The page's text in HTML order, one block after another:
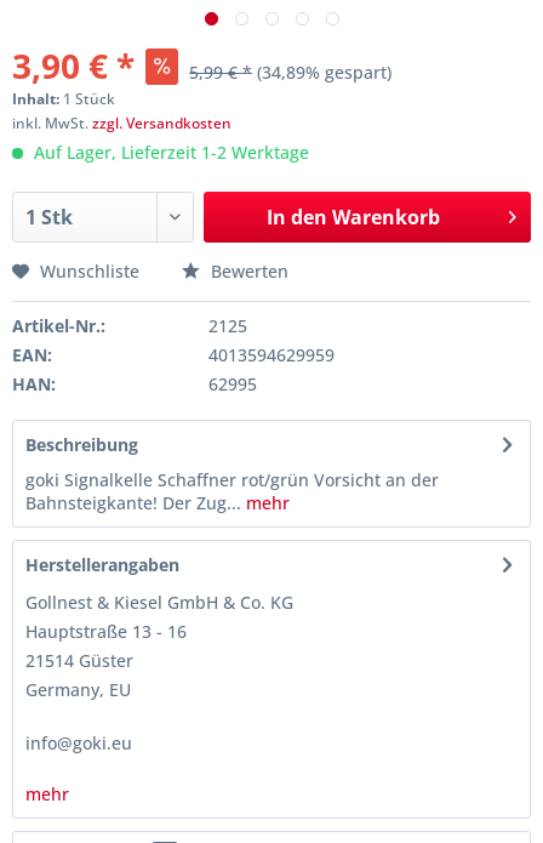
3,90 € * 5,99 € * (34,89% gespart)
Inhalt: 1 Stück
inkl. MwSt.zzgl. Versandkosten
Auf Lager, Lieferzeit 1-2 Werktage
In den Warenkorb
Wunschliste Bewerten
Artikel-Nr.:
2125
EAN:
4013594629959
HAN:
62995
Beschreibung
goki Signalkelle Schaffner rot/grün Vorsicht an der
Bahnsteigkante! Der Zug... mehr
Herstellerangaben
Gollnest & Kiesel GmbH & Co. KG
Hauptstraße 13 - 16
21514 Güster
Germany, EU
info@goki.eu
mehr